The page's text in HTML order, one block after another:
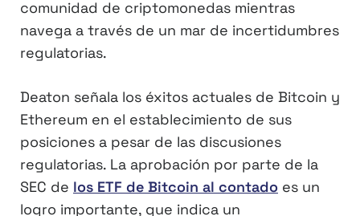
comunidad de criptomonedas mientras
navega a través de un mar de incertidumbres
regulatorias.
Deaton señala los éxitos actuales de Bitcoin y
Ethereum en el establecimiento de sus
posiciones a pesar de las discusiones
regulatorias. La aprobación por parte de la
SEC de los ETF de Bitcoin al contado es un
logro importante, que indica un